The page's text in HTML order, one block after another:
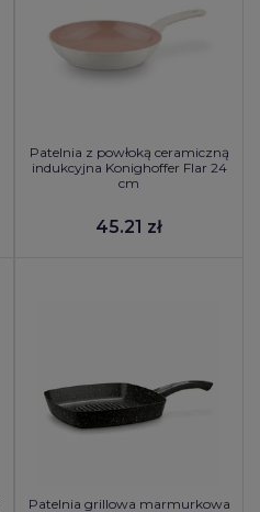
Patelnia z powłoką ceramiczną
indukcyjna Konighoffer Flar 24
cm
45.21 zł
Patelnia grillowa marmurkowa